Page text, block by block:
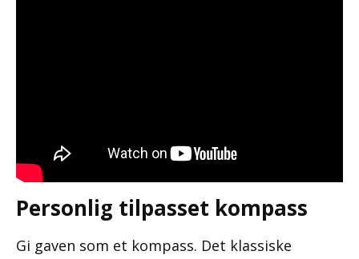
Personlig tilpasset kompass
Gi gaven som et kompass. Det klassiske